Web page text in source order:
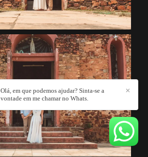
✕
Olá, em que podemos ajudar? Sinta-se a
vontade em me chamar no Whats.